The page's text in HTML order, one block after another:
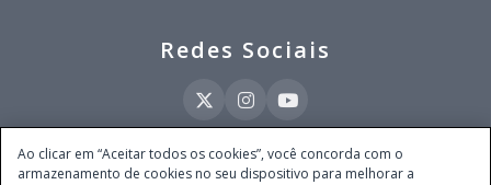
Redes Sociais
Este site é operado pela Ventmear Brasil LTDA (CNPJ 52.868.380/0001-84), com
Ao clicar em “Aceitar todos os cookies”, você concorda com o
armazenamento de cookies no seu dispositivo para melhorar a